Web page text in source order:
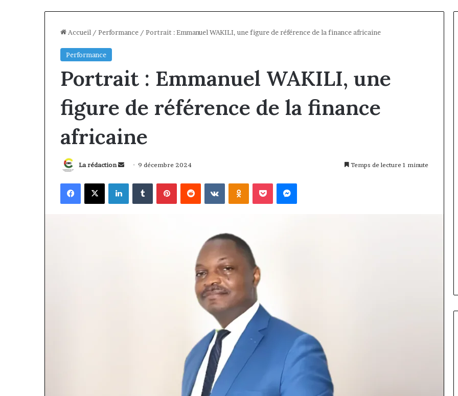
Accueil / Performance / Portrait : Emmanuel WAKILI, une figure de référence de la finance africaine
Performance
Portrait : Emmanuel WAKILI, une
figure de référence de la finance
africaine
La rédaction
Envoyer
courriel
9 décembre 2024 Temps de lecture 1 minute
Facebook
X LinkedinTumblrPinterestReddit VKontakteOdnoklassniki
Pocket Messenger